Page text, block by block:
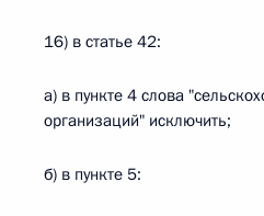
16) в статье 42:
а) в пункте 4 слова
организаций" исключить;
б) в пункте 5: